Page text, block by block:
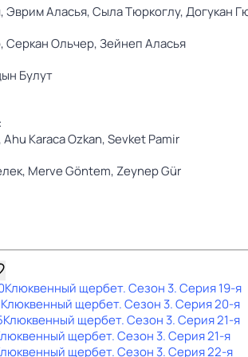
Эврим Аласья,Сыла Тюркоглу,Догукан
Серкан Ольчер,Зейнеп Аласья
Булут
Ahu Karaca Ozkan,Sevket Pamir
Merve Göntem, Zeynep Gür
Клюквенный щербет. Сезон 3. Серия 19-я
Клюквенный щербет. Сезон 3. Серия 20-я
Клюквенный щербет. Сезон 3. Серия 21-я
щербет. Сезон 3. Серия 21-я
щербет. Сезон 3. Серия 22-я